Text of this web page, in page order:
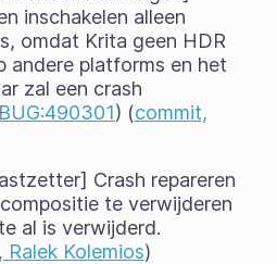
inschakelen alleen
omdat Krita geen HDR
andere platforms en het
zal een crash
BUG:490301) (commit,
Crash repareren
te verwijderen
al is verwijderd.
Kolemios)